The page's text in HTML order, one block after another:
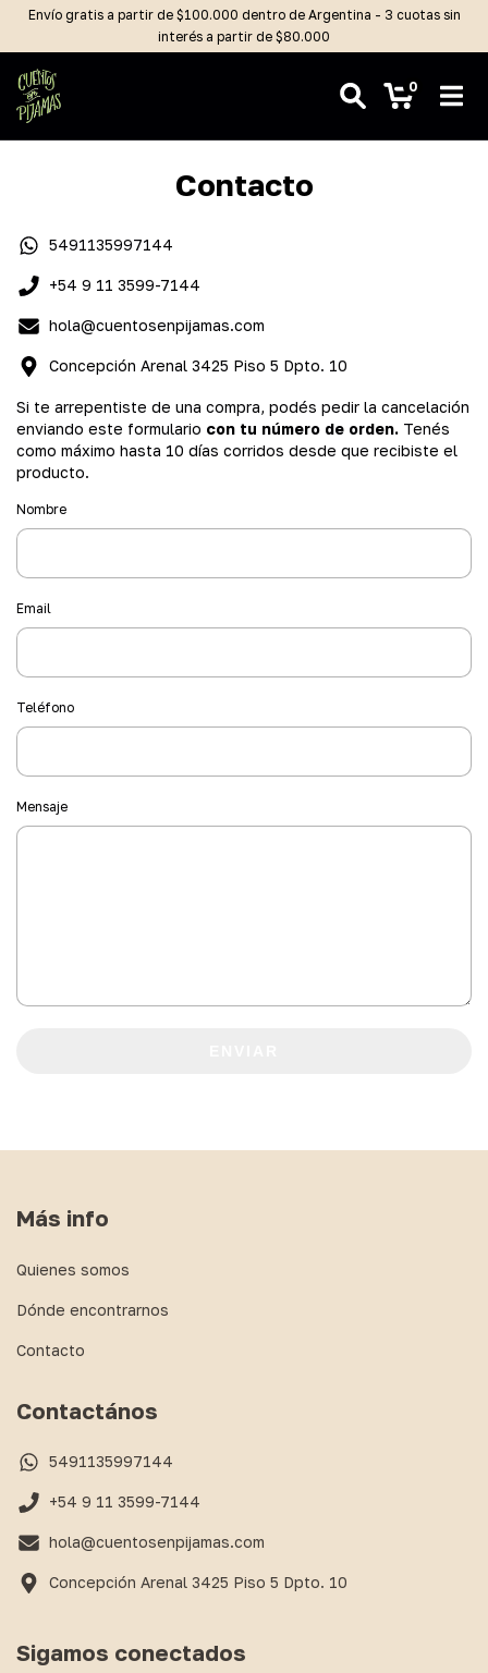
Envío gratis a partir de $100.000 dentro de Argentina - 3 cuotas sin
interés a partir de $80.000
0
Contacto
5491135997144
+54 9 11 3599-7144
hola@cuentosenpijamas.com
Concepción Arenal 3425 Piso 5 Dpto. 10
Si te arrepentiste de una compra, podés pedir la cancelación
enviando este formulario con tu número de orden. Tenés
como máximo hasta 10 días corridos desde que recibiste el
producto.
Nombre
Email
Teléfono
Mensaje
Más info
Quienes somos
Dónde encontrarnos
Contacto
Contactános
5491135997144
+54 9 11 3599-7144
hola@cuentosenpijamas.com
Concepción Arenal 3425 Piso 5 Dpto. 10
Sigamos conectados